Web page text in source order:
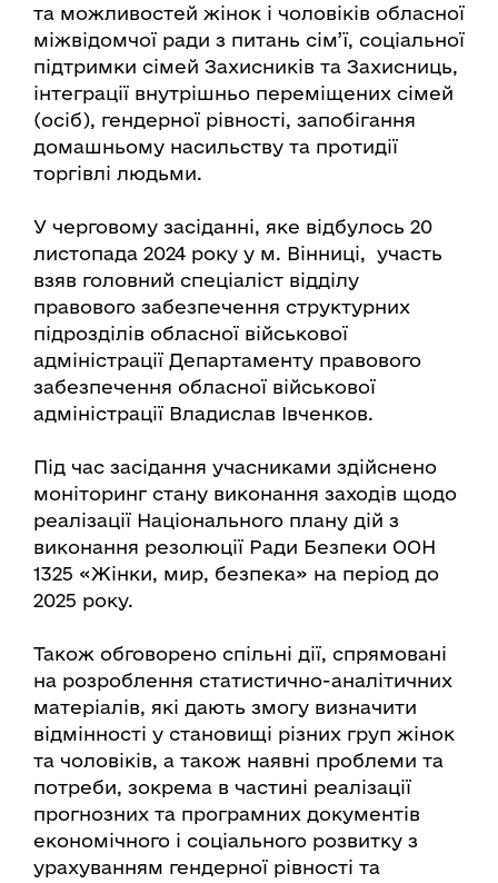
та можливостей жінок і чоловіків обласної
міжвідомчої ради з питань сім’ї, соціальної
підтримки сімей Захисників та Захисниць,
інтеграції внутрішньо переміщених сімей
(осіб), гендерної рівності, запобігання
домашньому насильству та протидії
торгівлі людьми.
У черговому засіданні, яке відбулось 20
листопада 2024 року у м. Вінниці, участь
взяв головний спеціаліст відділу
правового забезпечення структурних
підрозділів обласної військової
адміністрації Департаменту правового
забезпечення обласної військової
адміністрації Владислав Івченков.
Під час засідання учасниками здійснено
моніторинг стану виконання заходів щодо
реалізації Національного плану дій з
виконання резолюції Ради Безпеки ООН
1325 «Жінки, мир, безпека» на період до
2025 року.
Також обговорено спільні дії, спрямовані
на розроблення статистично-аналітичних
матеріалів, які дають змогу визначити
відмінності у становищі різних груп жінок
та чоловіків, а також наявні проблеми та
потреби, зокрема в частині реалізації
прогнозних та програмних документів
економічного і соціального розвитку з
урахуванням гендерної рівності та